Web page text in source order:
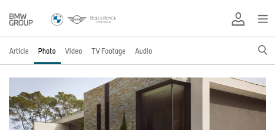
Article Photo Video TV Footage Audio